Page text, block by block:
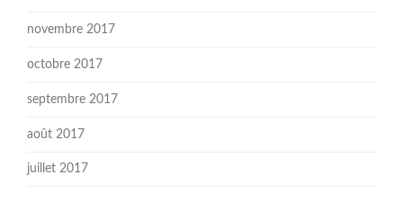
novembre 2017
octobre 2017
septembre 2017
août 2017
juillet 2017